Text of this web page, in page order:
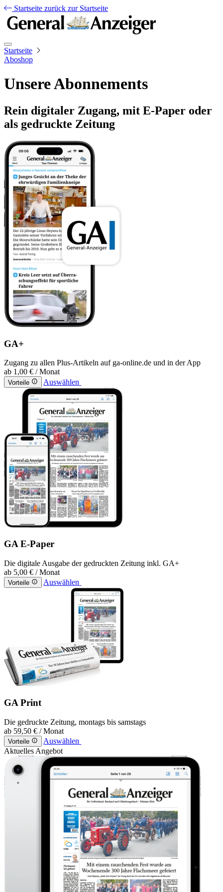
Startseite zurück zur Startseite
Startseite
Aboshop
Unsere Abonnements
Rein digitaler Zugang, mit E-Paper oder
als gedruckte Zeitung
GA+
Zugang zu allen Plus-Artikeln auf ga-online.de und in der App
ab 1,00 € / Monat
Vorteile Auswählen
GA E-Paper
Die digitale Ausgabe der gedruckten Zeitung inkl. GA+
ab 5,00 € / Monat
Vorteile Auswählen
GA Print
Die gedruckte Zeitung, montags bis samstags
ab 59,50 € / Monat
Vorteile
Auswählen
Aktuelles Angebot